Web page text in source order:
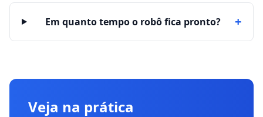
Em quanto tempo o robô fica pronto? +
Veja na prática